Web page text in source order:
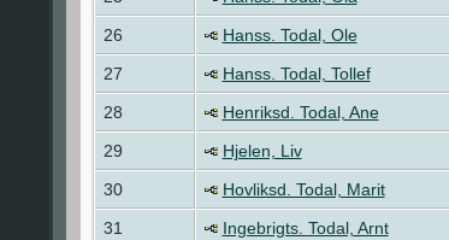
26
Hanss. Todal, Ole
27
Hanss. Todal, Tollef
28
Henriksd. Todal, Ane
29
Hjelen, Liv
30
Hovliksd. Todal, Marit
31
Ingebrigts. Todal, Arnt